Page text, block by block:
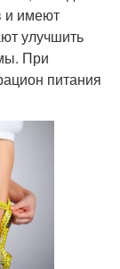
и имеют
улучшить
При
питания